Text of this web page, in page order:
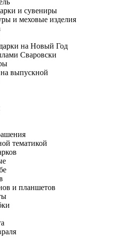
и сувениры
и меховые изделия
на Новый Год
Сваровски
выпускной
тематикой
и планшетов